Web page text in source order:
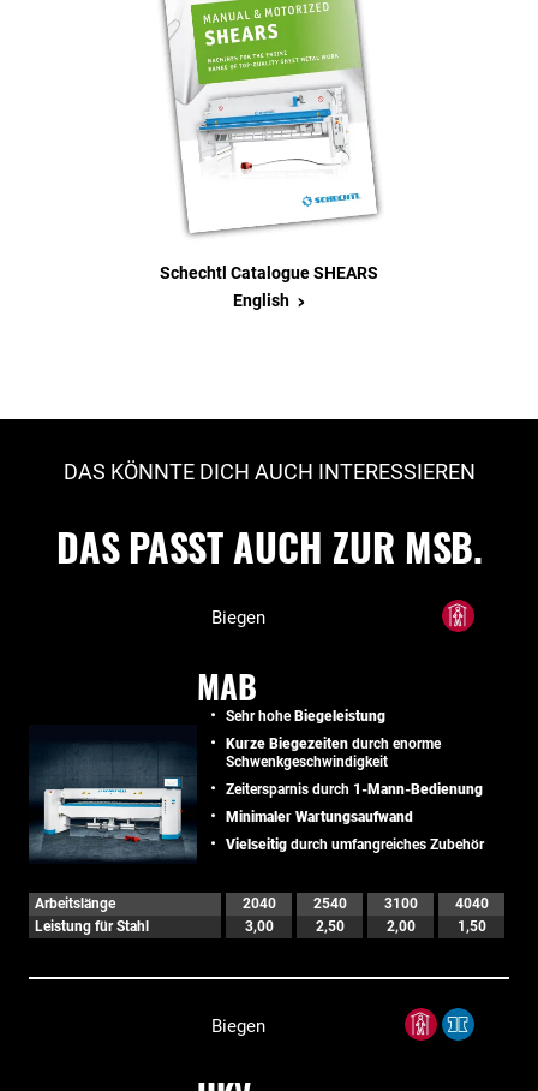
Schechtl Catalogue SHEARS
English >
DAS KÖNNTE DICH AUCH INTERESSIEREN
DAS PASST AUCH ZUR MSB.
Biegen
MAB
Sehr hohe Biegeleistung
Kurze Biegezeiten durch enorme
Schwenkgeschwindigkeit
Zeitersparnis durch 1-Mann-Bedienung
Minimaler Wartungsaufwand
Vielseitig durch umfangreiches Zubehör
Arbeitslänge 2040 2540 3100
4040
Leistung für Stahl
3,00 2,50 2,00 1,50
Biegen